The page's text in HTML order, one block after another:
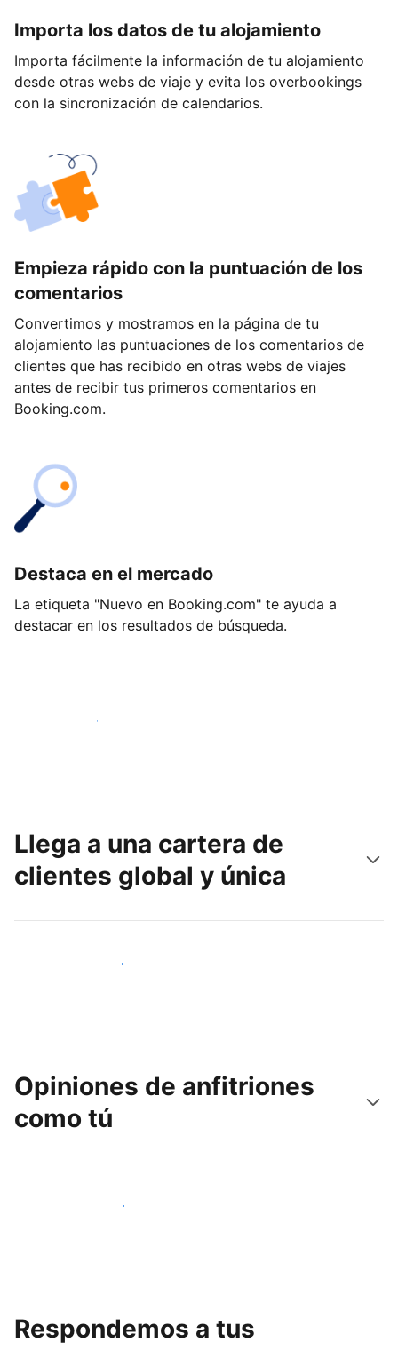
Importa los datos de tu alojamiento
Importa fácilmente la información de tu alojamiento
desde otras webs de viaje y evita los overbookings
con la sincronización de calendarios.
Empieza rápido con la puntuación de los
comentarios
Convertimos y mostramos en la página de tu
alojamiento las puntuaciones de los comentarios de
clientes que has recibido en otras webs de viajes
antes de recibir tus primeros comentarios en
Booking.com.
Destaca en el mercado
La etiqueta "Nuevo en Booking.com" te ayuda a
destacar en los resultados de búsqueda.
Empieza hoy mismo
Llega a una cartera de
clientes global y única
Llega a nuevos clientes hoy
Opiniones de anfitriones
como tú
Únete a anfitriones como tú
Respondemos a tus